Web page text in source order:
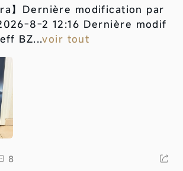
】 Dernière modification par
8-2 12:16 Dernière modif
BZ...voir tout
8